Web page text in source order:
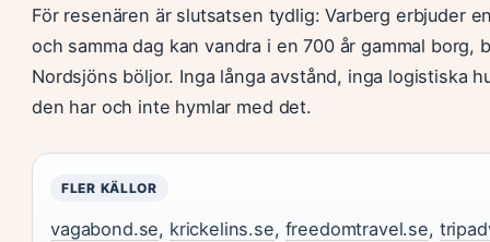
För resenären är slutsatsen tydlig: Varberg erbjuder
och samma dag kan vandra i en 700 år gammal borg,
Nordsjöns böljor. Inga långa avstånd, inga logistiska
den har och inte hymlar med det.
FLER KÄLLOR
vagabond.se, krickelins.se, freedomtravel.se,